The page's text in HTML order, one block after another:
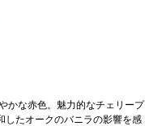
かな赤色。魅力的なチェリープ
したオークのバニラの影響を感